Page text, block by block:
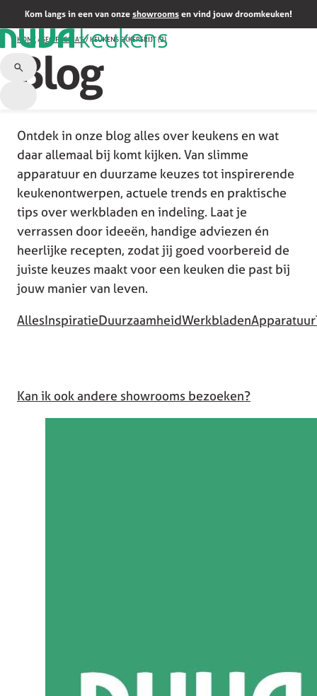
Kom langs in een van onze showrooms en vind jouw droomkeuken!
HOME/ SEO PAGINA'S/KEUKENS EKKERSRIJT (2)
Blog
Ontdek in onze blog alles over keukens en wat
daar allemaal bij komt kijken. Van slimme
apparatuur en duurzame keuzes tot inspirerende
keukenontwerpen, actuele trends en praktische
tips over werkbladen en indeling. Laat je
verrassen door ideeën, handige adviezen én
heerlijke recepten, zodat jij goed voorbereid de
juiste keuzes maakt voor een keuken die past bij
jouw manier van leven.
AllesInspiratieDuurzaamheidWerkbladenApparatuur
Kan ik ook andere showrooms bezoeken?